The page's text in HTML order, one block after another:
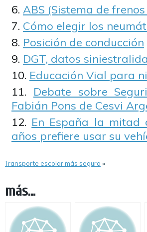
ABS (Sistema de
Cómo elegir los
Posición de conducción
DGT, datos
Educación Vial para
Debate sobre
Fabián Pons de Cesvi
En España la mitad
años prefiere usar su
Transporte escolar más seguro »
más...